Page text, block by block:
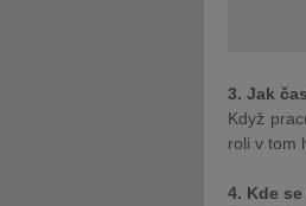
3. Jak
Když
roli v tom
4. Kde